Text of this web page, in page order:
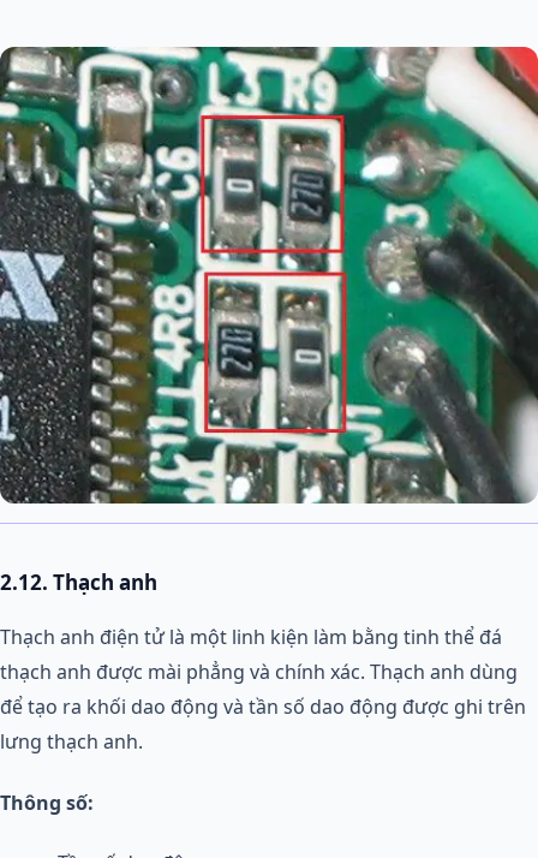
2.12. Thạch anh
Thạch anh điện tử là một linh kiện làm bằng tinh thể đá
thạch anh được mài phẳng và chính xác. Thạch anh dùng
để tạo ra khối dao động và tần số dao động được ghi trên
lưng thạch anh.
Thông số: